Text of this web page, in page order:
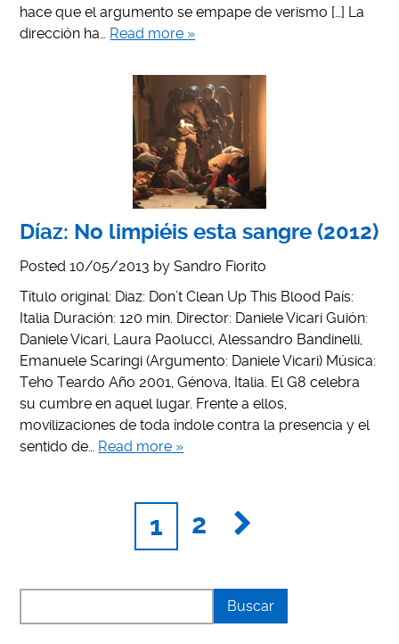
hace que el argumento se empape de verismo […] La
dirección ha… Read more »
Díaz: No limpiéis esta sangre (2012)
Posted10/05/2013 bySandro Fiorito
Título original: Diaz: Don’t Clean Up This Blood País:
Italia Duración: 120 min. Director: Daniele Vicari Guión:
Daniele Vicari, Laura Paolucci, Alessandro Bandinelli,
Emanuele Scaringi (Argumento: Daniele Vicari) Música:
Teho Teardo Año 2001, Génova, Italia. El G8 celebra
su cumbre en aquel lugar. Frente a ellos,
movilizaciones de toda índole contra la presencia y el
sentido de… Read more »
1 2